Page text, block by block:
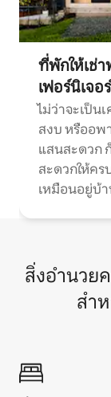
ที่พักให้เช่
เฟอร์นิเจอ
ไม่ว่าจะเป็น
สงบ หรืออพ
แสนสะดวก
สะดวกให้ค
เหมือนอยู่บ้
สิ่งอำนวย
สำ